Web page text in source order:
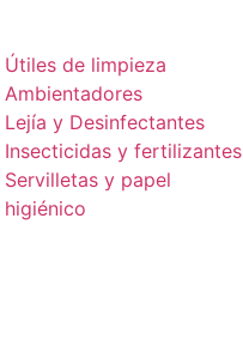
Útiles de limpieza
Ambientadores
Lejía y Desinfectantes
Insecticidas y fertilizantes
Servilletas y papel
higiénico